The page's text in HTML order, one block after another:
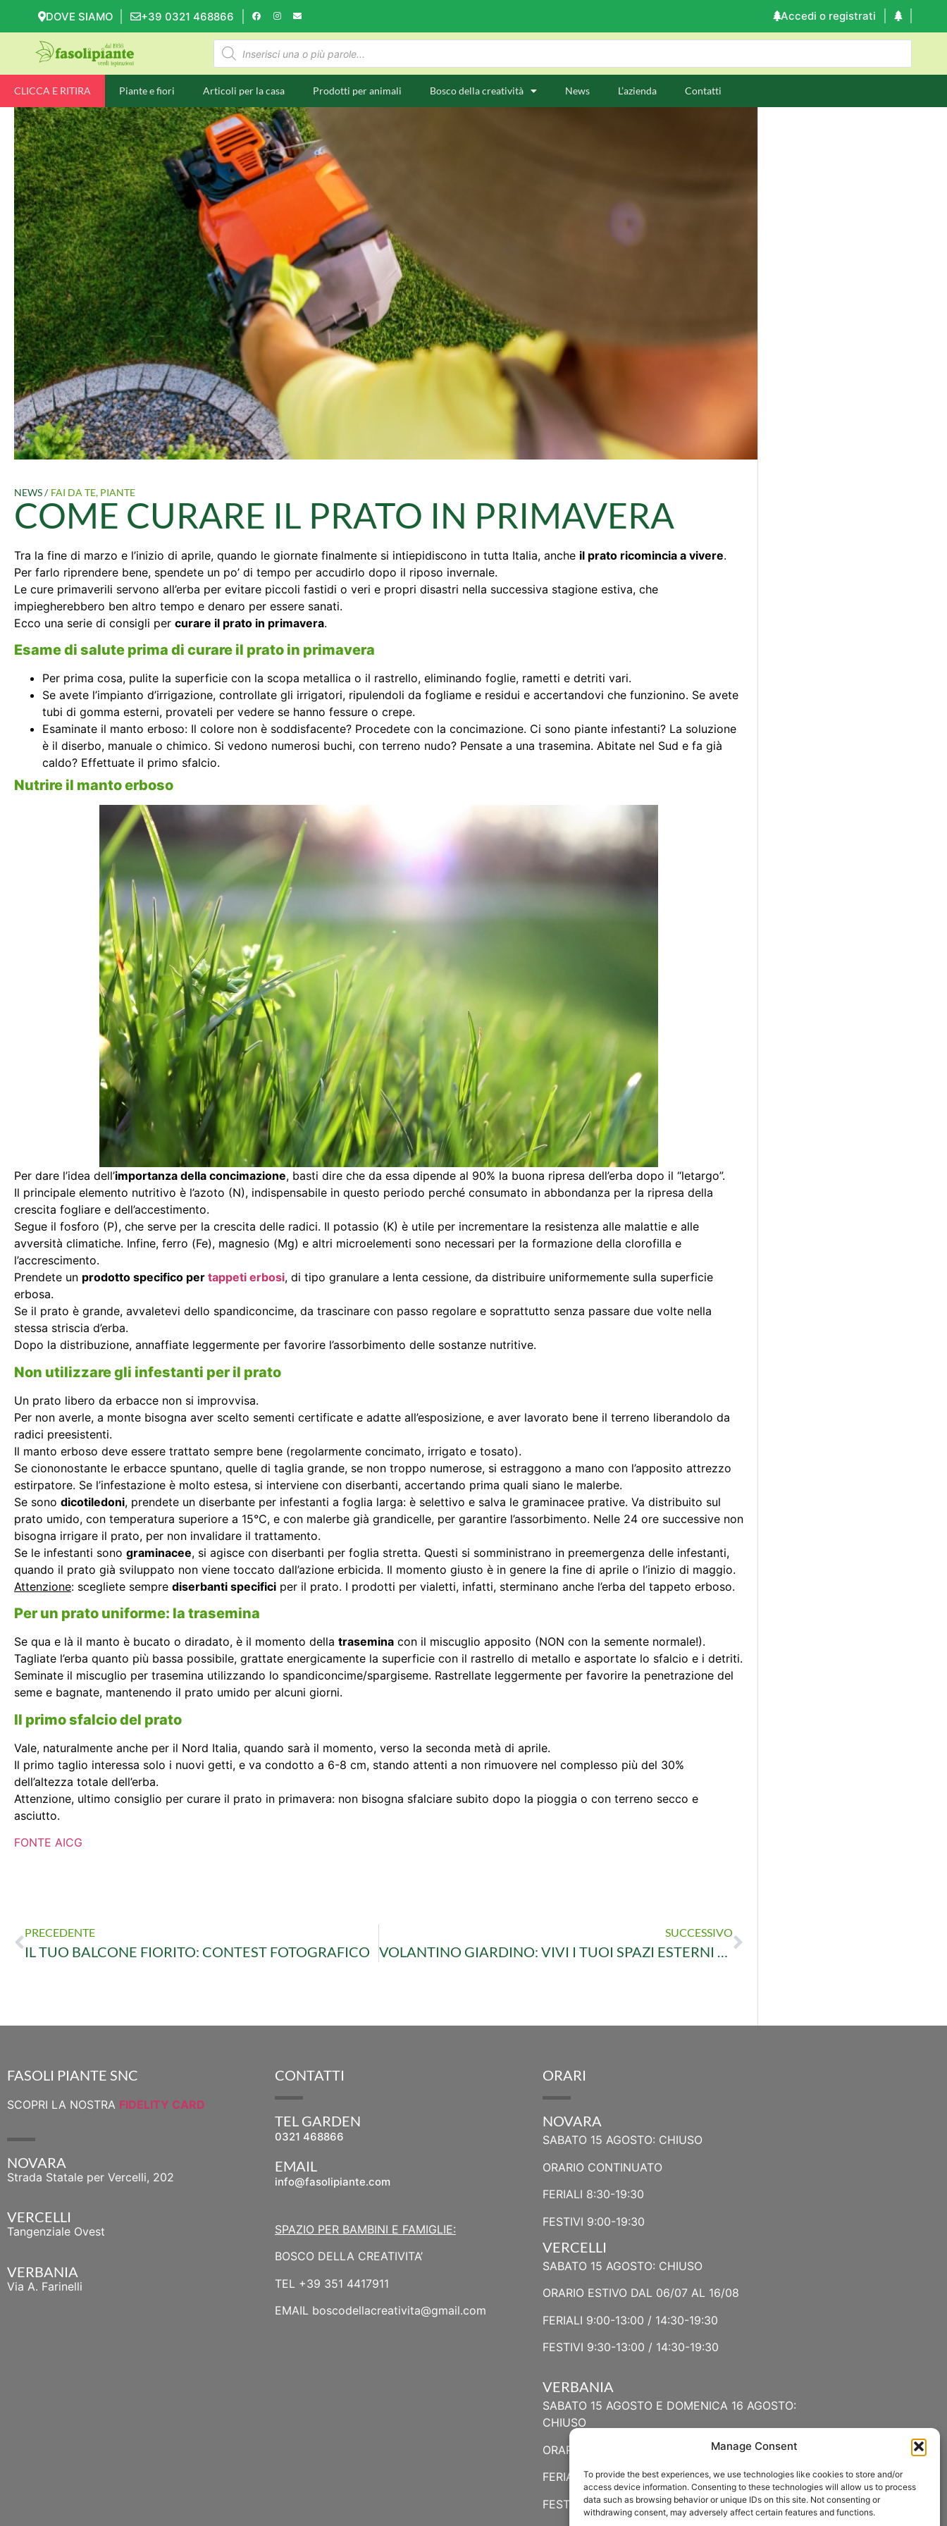
Manage Consent
To provide the best experiences, we use technologies like cookies to store and/or
access device information. Consenting to these technologies will allow us to process
data such as browsing behavior or unique IDs on this site. Not consenting or
withdrawing consent, may adversely affect certain features and functions.
DOVE SIAMO +39 0321 468866 Accedi o registrati
CLICCA E RITIRA Piante e fiori Articoli per la casa Prodotti per animali Bosco della creatività News L’azienda Contatti
NEWS / FAI DA TE, PIANTE
COME CURARE IL PRATO IN PRIMAVERA
Tra la fine di marzo e l’inizio di aprile, quando le giornate finalmente si intiepidiscono in tutta Italia, anche il prato ricomincia a vivere.
Per farlo riprendere bene, spendete un po’ di tempo per accudirlo dopo il riposo invernale.
Le cure primaverili servono all’erba per evitare piccoli fastidi o veri e propri disastri nella successiva stagione estiva, che
impiegherebbero ben altro tempo e denaro per essere sanati.
Ecco una serie di consigli per curare il prato in primavera.
Esame di salute prima di curare il prato in primavera
Per prima cosa, pulite la superficie con la scopa metallica o il rastrello, eliminando foglie, rametti e detriti vari.
Se avete l’impianto d’irrigazione, controllate gli irrigatori, ripulendoli da fogliame e residui e accertandovi che funzionino. Se avete
tubi di gomma esterni, provateli per vedere se hanno fessure o crepe.
Esaminate il manto erboso: Il colore non è soddisfacente? Procedete con la concimazione. Ci sono piante infestanti? La soluzione
è il diserbo, manuale o chimico. Si vedono numerosi buchi, con terreno nudo? Pensate a una trasemina. Abitate nel Sud e fa già
caldo? Effettuate il primo sfalcio.
Nutrire il manto erboso
Per dare l’idea dell’importanza della concimazione, basti dire che da essa dipende al 90% la buona ripresa dell’erba dopo il “letargo”.
Il principale elemento nutritivo è l’azoto (N), indispensabile in questo periodo perché consumato in abbondanza per la ripresa della
crescita fogliare e dell’accestimento.
Segue il fosforo (P), che serve per la crescita delle radici. Il potassio (K) è utile per incrementare la resistenza alle malattie e alle
avversità climatiche. Infine, ferro (Fe), magnesio (Mg) e altri microelementi sono necessari per la formazione della clorofilla e
l’accrescimento.
Prendete un prodotto specifico per tappeti erbosi, di tipo granulare a lenta cessione, da distribuire uniformemente sulla superficie
erbosa.
Se il prato è grande, avvaletevi dello spandiconcime, da trascinare con passo regolare e soprattutto senza passare due volte nella
stessa striscia d’erba.
Dopo la distribuzione, annaffiate leggermente per favorire l’assorbimento delle sostanze nutritive.
Non utilizzare gli infestanti per il prato
Un prato libero da erbacce non si improvvisa.
Per non averle, a monte bisogna aver scelto sementi certificate e adatte all’esposizione, e aver lavorato bene il terreno liberandolo da
radici preesistenti.
Il manto erboso deve essere trattato sempre bene (regolarmente concimato, irrigato e tosato).
Se ciononostante le erbacce spuntano, quelle di taglia grande, se non troppo numerose, si estraggono a mano con l’apposito attrezzo
estirpatore. Se l’infestazione è molto estesa, si interviene con diserbanti, accertando prima quali siano le malerbe.
Se sono dicotiledoni, prendete un diserbante per infestanti a foglia larga: è selettivo e salva le graminacee prative. Va distribuito sul
prato umido, con temperatura superiore a 15°C, e con malerbe già grandicelle, per garantire l’assorbimento. Nelle 24 ore successive non
bisogna irrigare il prato, per non invalidare il trattamento.
Se le infestanti sono graminacee, si agisce con diserbanti per foglia stretta. Questi si somministrano in preemergenza delle infestanti,
quando il prato già sviluppato non viene toccato dall’azione erbicida. Il momento giusto è in genere la fine di aprile o l’inizio di maggio.
Attenzione: scegliete sempre diserbanti specifici per il prato. I prodotti per vialetti, infatti, sterminano anche l’erba del tappeto erboso.
Per un prato uniforme: la trasemina
Se qua e là il manto è bucato o diradato, è il momento della trasemina con il miscuglio apposito (NON con la semente normale!).
Tagliate l’erba quanto più bassa possibile, grattate energicamente la superficie con il rastrello di metallo e asportate lo sfalcio e i detriti.
Seminate il miscuglio per trasemina utilizzando lo spandiconcime/spargiseme. Rastrellate leggermente per favorire la penetrazione del
seme e bagnate, mantenendo il prato umido per alcuni giorni.
Il primo sfalcio del prato
Vale, naturalmente anche per il Nord Italia, quando sarà il momento, verso la seconda metà di aprile.
Il primo taglio interessa solo i nuovi getti, e va condotto a 6-8 cm, stando attenti a non rimuovere nel complesso più del 30%
dell’altezza totale dell’erba.
Attenzione, ultimo consiglio per curare il prato in primavera: non bisogna sfalciare subito dopo la pioggia o con terreno secco e
asciutto.
FONTE AICG
PRECEDENTE
IL TUO BALCONE FIORITO: CONTEST FOTOGRAFICO
SUCCESSIVO
VOLANTINO GIARDINO: VIVI I TUOI SPAZI ESTERNI CON LE NOSTRE OFFERTE
FASOLI PIANTE SNC
SCOPRI LA NOSTRA FIDELITY CARD
NOVARA
Strada Statale per Vercelli, 202
VERCELLI
Tangenziale Ovest
VERBANIA
Via A. Farinelli
CONTATTI
TEL GARDEN
0321 468866
EMAIL
info@fasolipiante.com
SPAZIO PER BAMBINI E FAMIGLIE:
BOSCO DELLA CREATIVITA’
TEL +39 351 4417911
EMAIL boscodellacreativita@gmail.com
ORARI
NOVARA
SABATO 15 AGOSTO: CHIUSO
ORARIO CONTINUATO
FERIALI 8:30-19:30
FESTIVI 9:00-19:30
VERCELLI
SABATO 15 AGOSTO: CHIUSO
ORARIO ESTIVO DAL 06/07 AL 16/08
FERIALI 9:00-13:00 / 14:30-19:30
FESTIVI 9:30-13:00 / 14:30-19:30
VERBANIA
SABATO 15 AGOSTO E DOMENICA 16 AGOSTO:
CHIUSO
ORARIO ESTIVO LUGLIO E AGOSTO
FERIALI 8:30-13:00 / 15:00-19:00
FESTIVI 8:30-12:30